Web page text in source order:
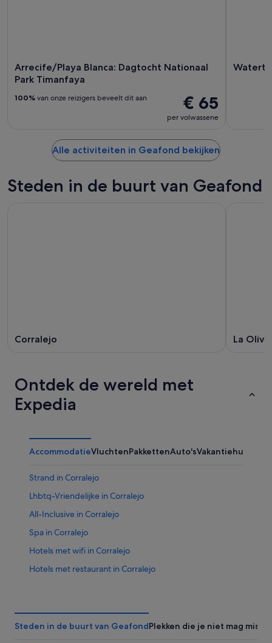
Arrecife/Playa Blanca: Dagtocht Nationaal
Park Timanfaya
€ 65
per volwassene
100% van onze reizigers beveelt dit aan
Alle activiteiten in Geafond bekijken
Steden in de buurt van Geafond
Corralejo La Oliva
Ontdek de wereld met
Expedia
AccommodatieVluchtenPakkettenAuto'sVakantiehuizen
Strand in Corralejo
Lhbtq-Vriendelijke in Corralejo
All-Inclusive in Corralejo
Spa in Corralejo
Hotels met wifi in Corralejo
Hotels met restaurant in Corralejo
Strand in El Cotillo
Steden in de buurt van GeafondPlekken die je niet mag